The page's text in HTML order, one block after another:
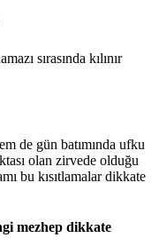
sırasında kılınır
de gün batımında ufku
olan zirvede olduğu
bu kısıtlamalar dikkate
mezhep dikkate